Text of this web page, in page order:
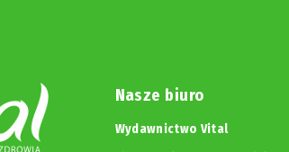
Nasze biuro
Wydawnictwo Vital